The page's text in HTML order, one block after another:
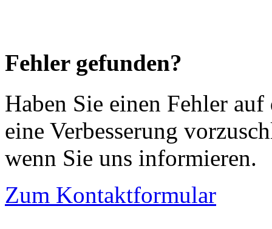
Fehler gefunden?
Haben Sie einen Fehler
eine Verbesserung
wenn Sie uns informieren.
Zum Kontaktformular